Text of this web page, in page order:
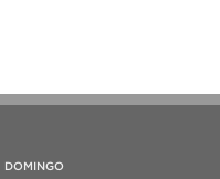
DOMINGO